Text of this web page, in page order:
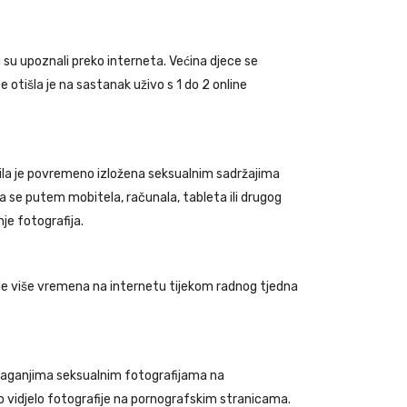
upoznali preko interneta. Većina djece se
otišla je na sastanak uživo s 1 do 2 online
je povremeno izložena seksualnim sadržajima
se putem mobitela, računala, tableta ili drugog
fotografija.
više vremena na internetu tijekom radnog tjedna
seksualnim fotografijama na
vidjelo fotografije na pornografskim stranicama.